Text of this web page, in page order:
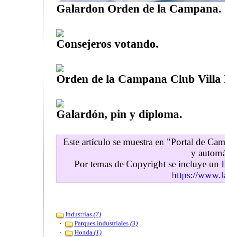
Galardon Orden de la Campana.
Consejeros votando.
Orden de la Campana Club Villa
Galardón, pin y diploma.
Este artículo se muestra en "Portal de
y
Por temas de Copyright se incluye un
https://
Industrias (7)
Parques industriales (3)
Honda (1)